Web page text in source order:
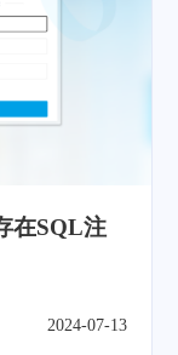
在SQL注
2024-07-13